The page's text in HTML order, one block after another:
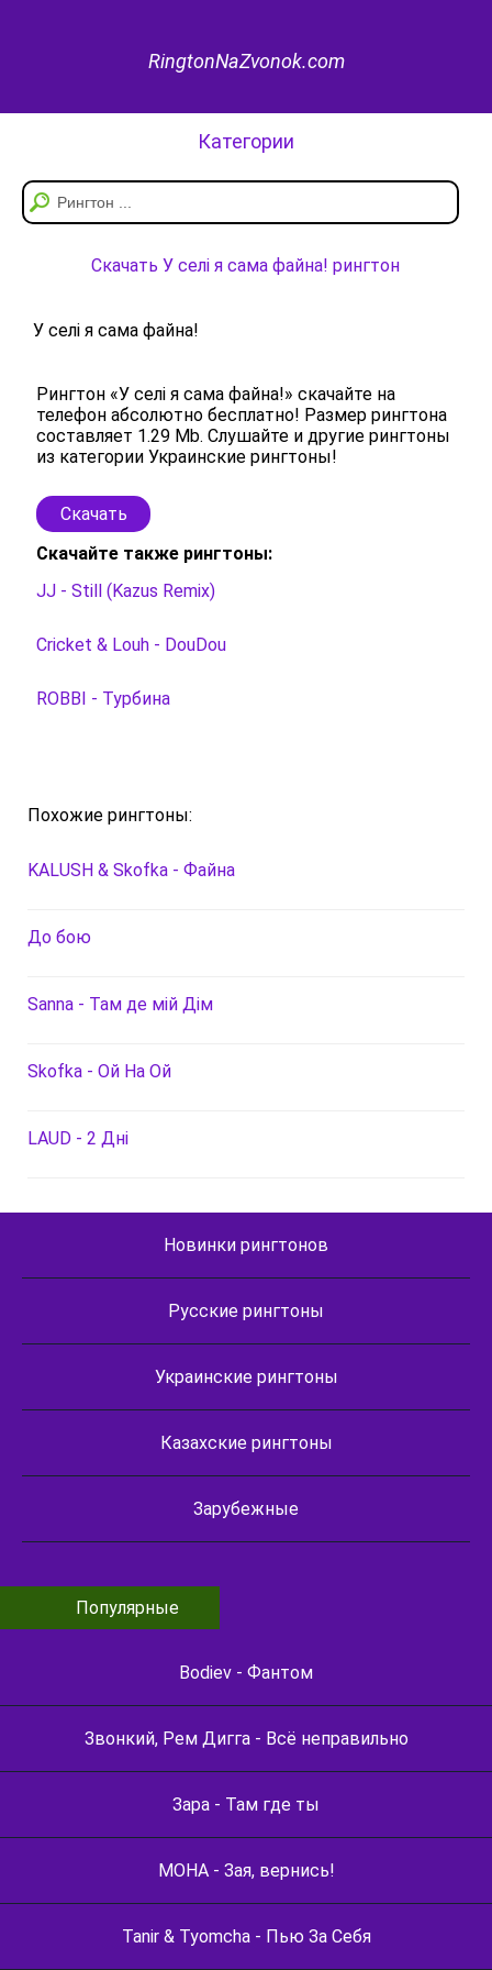
RingtonNaZvonok.com
Категории
Скачать У селі я сама файна! рингтон
У селі я сама файна!
Рингтон «У селі я сама файна!» скачайте на
телефон абсолютно бесплатно! Размер рингтона
составляет 1.29 Mb. Слушайте и другие рингтоны
из категории Украинские рингтоны!
Скачать
Скачайте также рингтоны:
JJ - Still (Kazus Remix)
Cricket & Louh - DouDou
ROBBI - Турбина
Похожие рингтоны:
KALUSH & Skofka - Файна
До бою
Sanna - Там де мій Дім
Skofka - Ой На Ой
LAUD - 2 Дні
Новинки рингтонов
Русские рингтоны
Украинские рингтоны
Казахские рингтоны
Зарубежные
Популярные
Bodiev - Фантом
Звонкий, Рем Дигга - Всё неправильно
Зара - Там где ты
МОНА - Зая, вернись!
Tanir & Tyomcha - Пью За Себя